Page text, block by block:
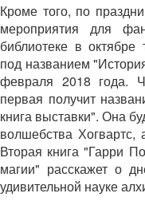
Кроме того, по
мероприятия для
библиотеке в октябре
под названием
февраля 2018 года.
первая получит
книга выставки". Она
волшебства Хогвартс,
Вторая книга "Гарри
магии" расскажет о
удивительной науке